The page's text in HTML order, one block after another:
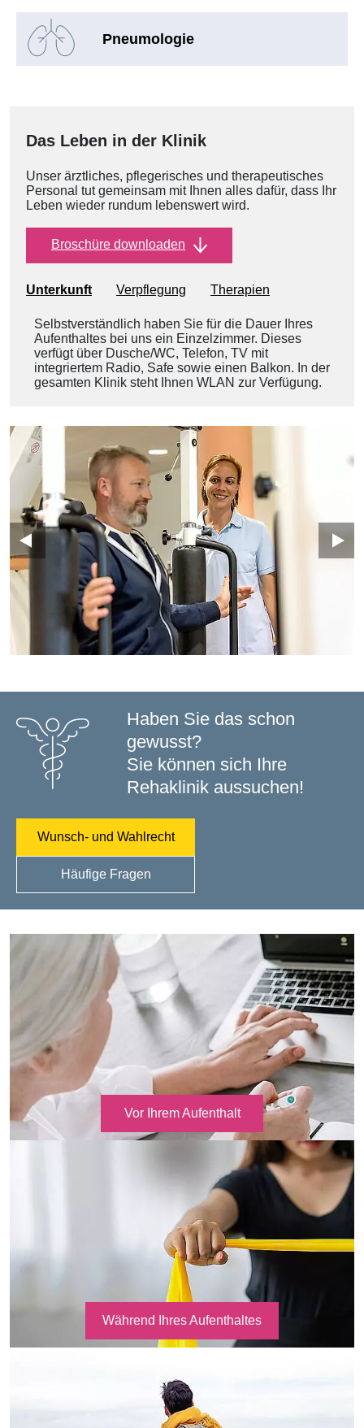
Pneumologie
Das Leben in der Klinik
Unser ärztliches, pflegerisches und therapeutisches
Personal tut gemeinsam mit Ihnen alles dafür, dass Ihr
Leben wieder rundum lebenswert wird.
Broschüre downloaden
Unterkunft Verpflegung Therapien
Selbstverständlich haben Sie für die Dauer Ihres
Aufenthaltes bei uns ein Einzelzimmer. Dieses
verfügt über Dusche/WC, Telefon, TV mit
integriertem Radio, Safe sowie einen Balkon. In der
gesamten Klinik steht Ihnen WLAN zur Verfügung.
Haben Sie das schon
gewusst?
Sie können sich Ihre
Rehaklinik aussuchen!
Wunsch- und Wahlrecht
Häufige Fragen
Vor Ihrem Aufenthalt
Während Ihres Aufenthaltes